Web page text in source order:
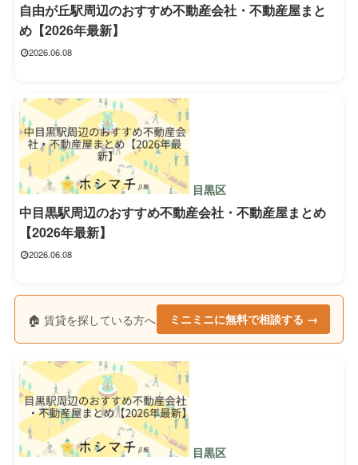
自由が丘駅周辺のおすすめ不動産会社・不動産屋まと
め【2026年最新】
2026.06.08
目黒区
中目黒駅周辺のおすすめ不動産会社・不動産屋まとめ
【2026年最新】
2026.06.08
🏠 賃貸を探している方へ ミニミニに無料で相談する →
目黒区